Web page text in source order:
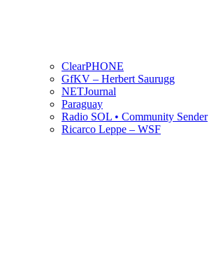
ClearPHONE
GfKV – Herbert Saurugg
NETJournal
Paraguay
Radio SOL • Community Sender
Ricarco Leppe – WSF